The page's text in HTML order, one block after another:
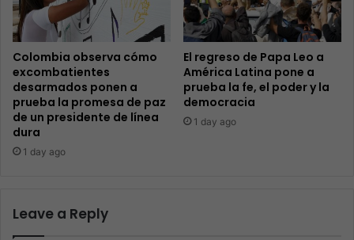
Colombia observa cómo
excombatientes
desarmados ponen a
prueba la promesa de paz
de un presidente de línea
dura
1 day ago
El regreso de Papa Leo a
América Latina pone a
prueba la fe, el poder y la
democracia
1 day ago
Leave a Reply